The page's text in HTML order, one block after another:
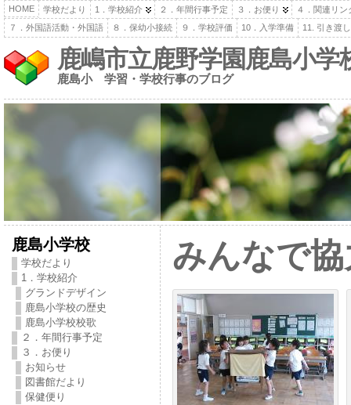
HOME 学校だより 1．学校紹介 ２．年間行事予定 ３．お便り
４．関連リン
７．外国語活動・外国語
８．保幼小接続 ９．学校評価 10．入学準備 11. 引き渡
鹿嶋市立鹿野学園鹿島小学
鹿島小 学習・学校行事のブログ
鹿島小学校
学校だより
1．学校紹介
グランドデザイン
鹿島小学校の歴史
鹿島小学校校歌
２．年間行事予定
３．お便り
お知らせ
図書館だより
保健便り
みんなで協